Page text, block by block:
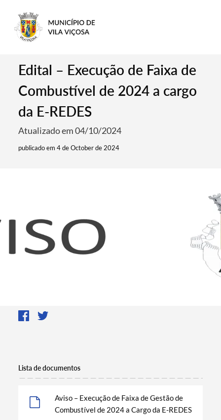
Edital – Execução de Faixa de
Combustível de 2024 a cargo
da E-REDES
Atualizado em 04/10/2024
publicado em 4 de October de 2024
Lista de documentos
Aviso – Execução de Faixa de Gestão de
Combustível de 2024 a Cargo da E-REDES